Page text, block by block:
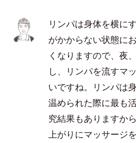
リンパは身体を横に
がかからない状態に
くなりますので、夜
し、リンパを流すマ
いですね。リンパは
温められた際に最も
究結果もありますか
上がりにマッサージ